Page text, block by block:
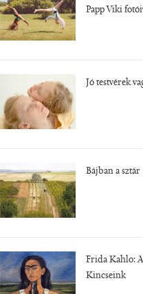
Papp Viki
Jó testvérek
Bájban a sztár
Frida Kahlo:
Kincseink